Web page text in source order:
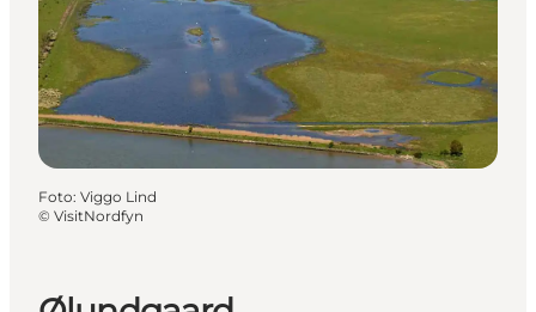
Reiseplanung
Foto: Viggo Lind
© VisitNordfyn